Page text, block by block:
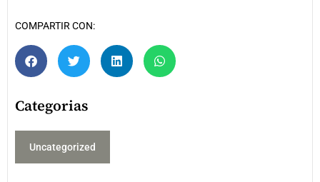
COMPARTIR CON:
Categorias
Uncategorized